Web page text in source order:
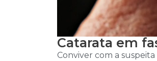
Catarata em
Conviver com a